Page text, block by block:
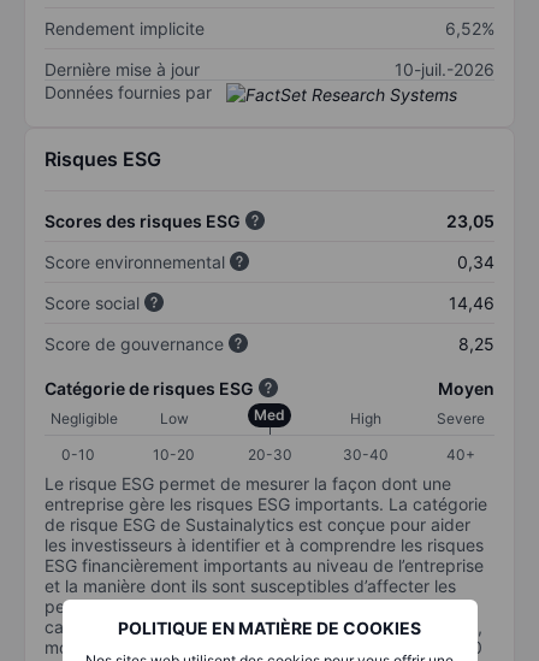
POLITIQUE EN MATIÈRE DE COOKIES
Rendement implicite
6,52%
Dernière mise à jour
10-juil.-2026
Données fournies par
Risques ESG
Scores des risques ESG
23,05
Score environnemental
0,34
Score social
14,46
Score de gouvernance
8,25
Catégorie de risques ESG Moyen
Negligible Low Med High
Severe
0-10
10-20 20-30 30-40 40+
Le risque ESG permet de mesurer la façon dont une
entreprise gère les risques ESG importants. La catégorie
de risque ESG de Sustainalytics est conçue pour aider
les investisseurs à identifier et à comprendre les risques
ESG financièrement importants au niveau de l’entreprise
et la manière dont ils sont susceptibles d’affecter les
performances à long terme des investissements en
capital. L’échelle va de 0 à 100. Plus le risque est faible,
moins il est important (0 équivaut à aucun risque et 100